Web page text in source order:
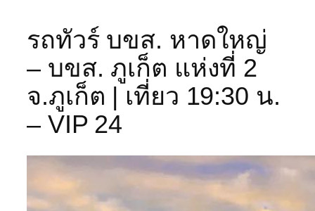
รถทัวร์ บขส. หาดใหญ่
– บขส. ภูเก็ต แห่งที่ 2
จ.ภูเก็ต | เที่ยว 19:30 น.
– VIP 24